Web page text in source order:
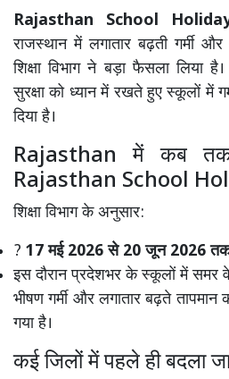
Rajasthan School
राजस्थान में लगातार बढ़ती गर्मी
शिक्षा विभाग ने बड़ा फैसला लिया
सुरक्षा को ध्यान में रखते हुए स्कूलों में
दिया है।
Rajasthan में कब
Rajasthan School
शिक्षा विभाग के अनुसार:
? 17 मई 2026 से 20 जून 2026
इस दौरान प्रदेशभर के स्कूलों में समर
भीषण गर्मी और लगातार बढ़ते
गया है।
कई जिलों में पहले ही बदला